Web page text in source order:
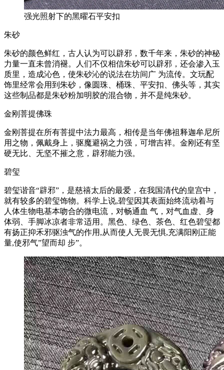
强光照射下的黑曜石平安扣
朱砂
朱砂的颜色鲜红，古人认为可以辟邪，数千年来，朱砂的神秘
力量一直未曾消褪。人们不仅相信朱砂可以辟邪，还会渗入玉
质里，造成沁色，使朱砂沁的说法在坊间广 为流传。文玩配
饰里经常会用到朱砂，像圆珠、桶珠、平安扣、佛头等，其实
这些制品都是朱砂粉加明胶的混合物，并不是纯朱砂。
金刚菩提佛珠
金刚菩提在所有菩提中法力最高，相传是当年佛祖释迦牟尼所
用之物，佩戴身上，驱魔避祸之力强，可增吉祥。金刚还有坚
硬无比、无坚不摧之意，辟邪能力强。
碧玺
碧玺谐音“辟邪”，是慈禧太后的最爱，在我国清代的皇宫中，
就有较多的碧玺饰物。科学上说,碧玺因其表面始终流动着与
人体生物电基本吻合的微电流，对畅通血 气，对气血虚、身
体弱、手脚冰凉者非常适用。黑色、绿色、茶色、红色碧玺都
有扬正抑禾邪驱浊气的作用,从而使人无畏无惧,充满阳刚正能
量,使邪气”望而却 步”。